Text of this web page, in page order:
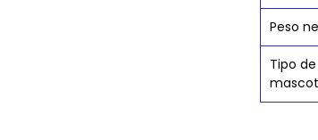
Peso
Tipo